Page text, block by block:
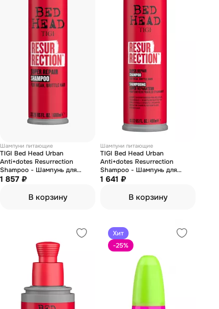
Шампуни питающие
TIGI Bed Head Urban
Anti+dotes Resurrection
Shampoo - Шампунь для
сильно поврежденных волос
1 857 ₽
В корзину
Шампуни питающие
TIGI Bed Head Urban
Anti+dotes Resurrection
Shampoo - Шампунь для
сильно поврежденных волос
1 641 ₽
В корзину
Хит
-25%